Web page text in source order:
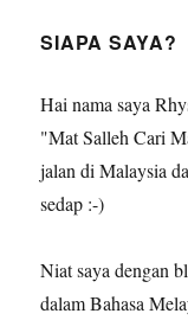
SIAPA SAYA?
Hai nama saya
"Mat Salleh Cari
jalan di Malaysia
sedap :-)
Niat saya dengan
dalam Bahasa